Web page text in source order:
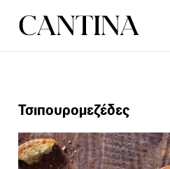
ΣΥΝΤΑΓΕΣ
Τσιπουρομεζέδες